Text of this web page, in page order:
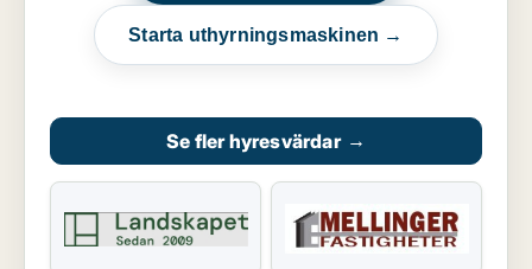
Starta uthyrningsmaskinen →
Se fler hyresvärdar →